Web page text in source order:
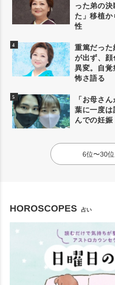
った弟の
た」移植
性
重篤だった
が出ず、顔
異変。自覚
怖さ語る
「お母さ
葉に一度
んでの妊娠
6位〜30
HOROSCOPES 占い